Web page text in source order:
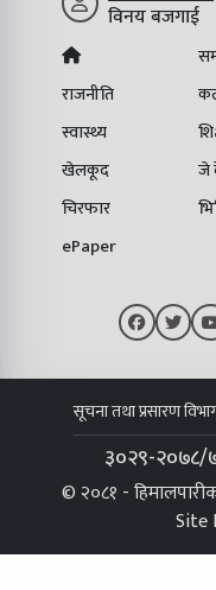
विनय बजगाई
राजनीति
स्वास्थ्य
खेलकूद
जे
चिरफार
ePaper
सूचना तथा प्रसारण
३०२९-२०७८/
© २०८१ -
Site